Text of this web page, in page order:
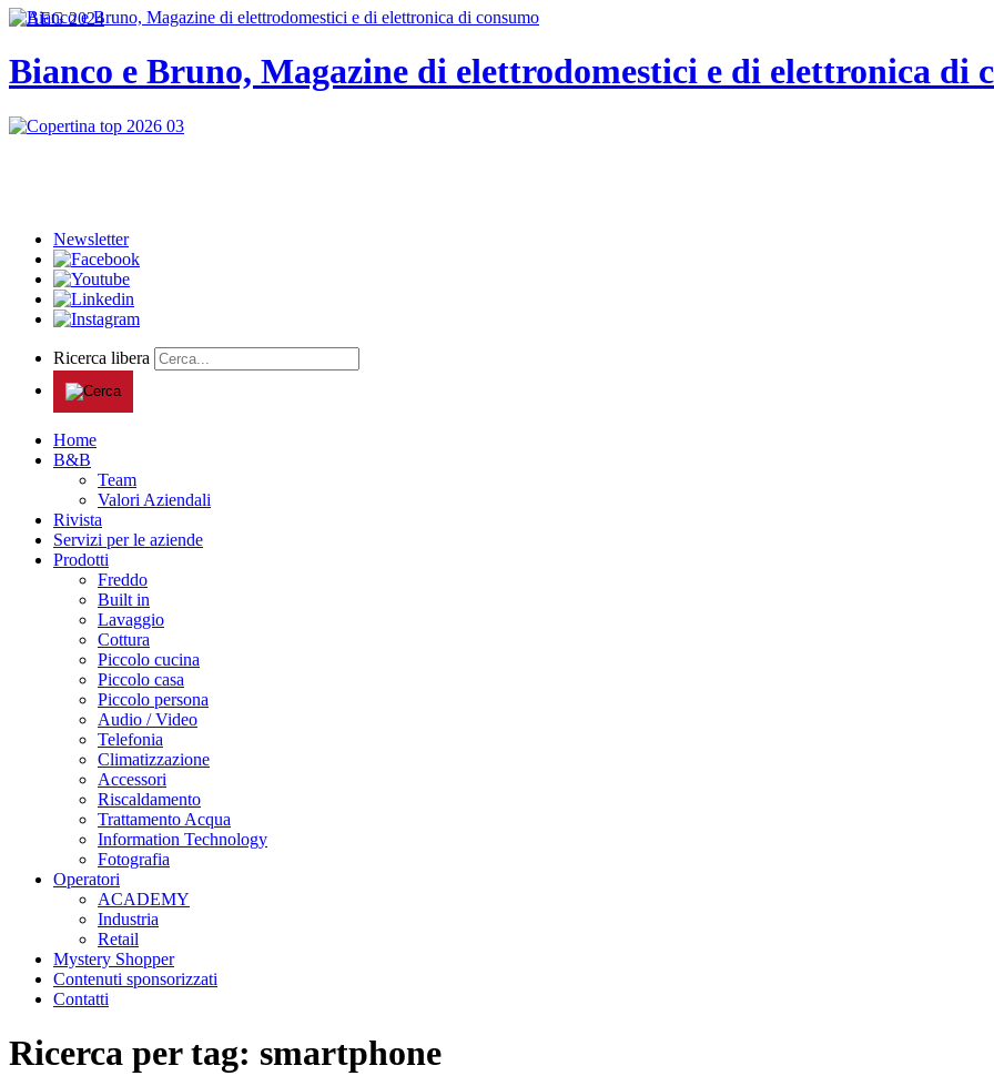
Bianco e Bruno, Magazine di elettrodomestici e di elettronica di
Newsletter
Ricerca libera
Home
B&B
Team
Valori Aziendali
Rivista
Servizi per le aziende
Prodotti
Freddo
Built in
Lavaggio
Cottura
Piccolo cucina
Piccolo casa
Piccolo persona
Audio / Video
Telefonia
Climatizzazione
Accessori
Riscaldamento
Trattamento Acqua
Information Technology
Fotografia
Operatori
ACADEMY
Industria
Retail
Mystery Shopper
Contenuti sponsorizzati
Contatti
Ricerca per tag: smartphone